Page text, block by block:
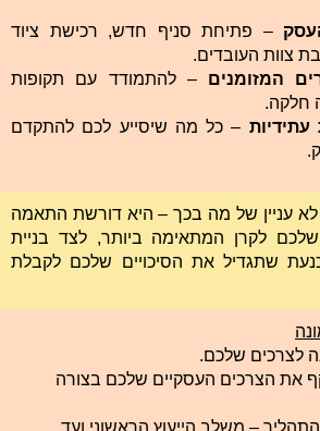
– פתיחת סניף חדש, רכישת ציוד
צוות העובדים.
המזומנים– להתמודד עם תקופות
חלקה.
– כל מה שיסייע לכם להתקדם
לא עניין של מה בכך – היא דורשת התאמה
לקרן המתאימה ביותר, לצד בניית
שתגדיל את הסיכויים שלכם לקבלת
לצרכים שלכם.
את הצרכים העסקיים שלכם בצורה
התהליך – משלב הייעוץ הראשוני ועד